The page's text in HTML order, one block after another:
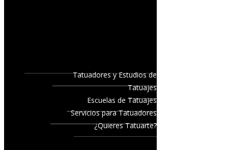
Tatuadores y Estudios de
Tatuajes
Escuelas de Tatuajes
Servicios para Tatuadores
¿Quieres Tatuarte?